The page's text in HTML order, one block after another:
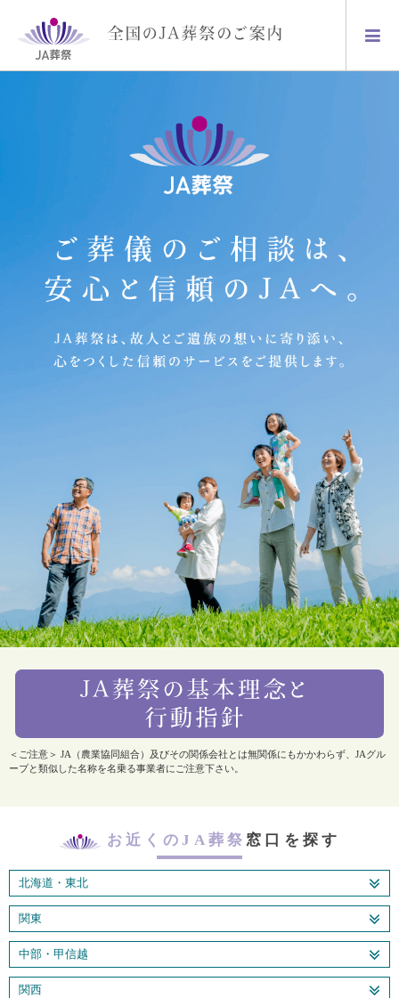
＜ご注意＞ JA（農業協同組合）及びその関係会社とは無関係にもかかわらず、JAグル
ープと類似した名称を名乗る事業者にご注意下さい。
お近くのJA葬祭 窓口を探す
北海道・東北
関東
中部・甲信越
関西